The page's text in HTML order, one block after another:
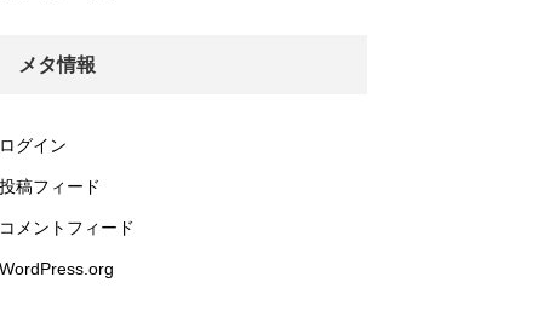
メタ情報
グイン
稿フィード
メントフィード